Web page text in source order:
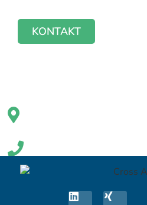
KONTAKT
solutions@crossalm.com